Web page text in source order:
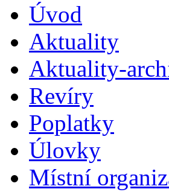
Úvod
Aktuality
Aktuality-
Revíry
Poplatky
Úlovky
Místní